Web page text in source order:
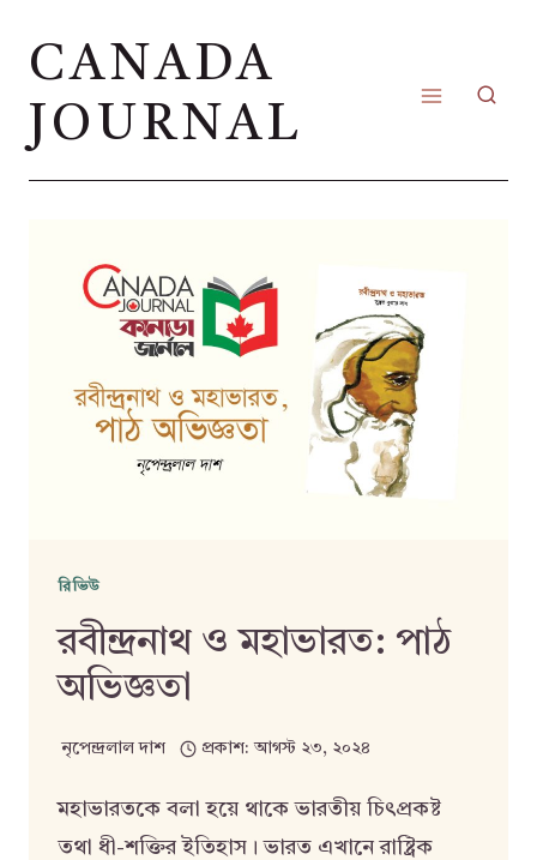
CANADA
JOURNAL
রিভিউ
রবীন্দ্রনাথ ও মহাভারত: পাঠ
অভিজ্ঞতা
নৃপেন্দ্রলাল দাশ প্রকাশ: আগস্ট ২৩, ২০২৪
মহাভারতকে বলা হয়ে থাকে ভারতীয় চিৎপ্রকষ্ট
তথা ধী-শক্তির ইতিহাস। ভারত এখানে রাষ্ট্রিক